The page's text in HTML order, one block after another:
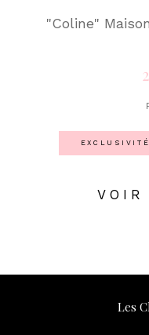
"Coline"
EXCLUSIVITÉ
Les